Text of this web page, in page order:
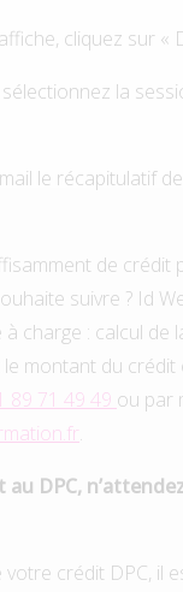
cliquez sur
la
le récapitulatif
de
suivre ? Id
charge : calcul de
montant du crédit
89 71 49 49 ou par
.
au DPC,
crédit DPC, il